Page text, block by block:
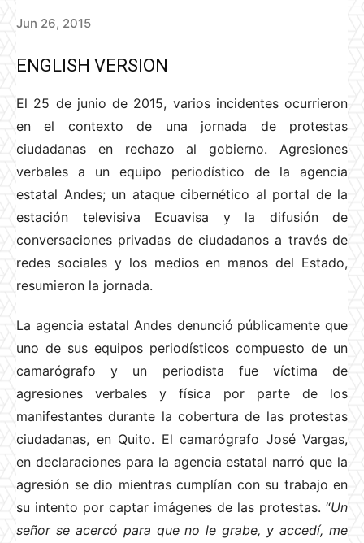
Jun 26, 2015
ENGLISH VERSION
El 25 de junio de 2015, varios incidentes ocurrieron
en el contexto de una jornada de protestas
ciudadanas en rechazo al gobierno. Agresiones
verbales a un equipo periodístico de la agencia
estatal Andes; un ataque cibernético al portal de la
estación televisiva Ecuavisa y la difusión de
conversaciones privadas de ciudadanos a través de
redes sociales y los medios en manos del Estado,
resumieron la jornada.
La agencia estatal Andes denunció públicamente que
uno de sus equipos periodísticos compuesto de un
camarógrafo y un periodista fue víctima de
agresiones verbales y física por parte de los
manifestantes durante la cobertura de las protestas
ciudadanas, en Quito. El camarógrafo José Vargas,
en declaraciones para la agencia estatal narró que la
agresión se dio mientras cumplían con su trabajo en
su intento por captar imágenes de las protestas. “Un
señor se acercó para que no le grabe, y accedí, me